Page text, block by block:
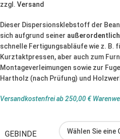
zzgl. Versand
Dieser Dispersionsklebstoff der
sich aufgrund seiner
schnelle Fertigungsabläufe wie z. B.
Kurztaktpressen, aber auch zum
Montageverleimungen sowie zur
Hartholz (nach Prüfung) und
Versandkostenfrei ab 250,00 €
GEBINDE